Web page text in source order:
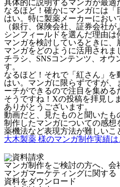
具体的に説明するマンガが最適
なるほど！確かにマンガには「
はい。特に製薬メーカーにお
（銀行、保険会社、証券会社
シンフィールドを選んだ理由は
マンガを検討しているときに
マンガをどのように活用されま
チラシ、SNSコンテンツ、オ
す。
なるほど！それで「紅さん」を
はい。マンガに限らずですが
ーチができるので注目を集める
そうですね！Xの投稿を拝見し
ありがとうございます。
動画だと、見たものと聞いたも
制作したマンガについての感想
薬機法など表現方法が難しいこ
大木製薬 様のマンガ制作実績は
マンガ制作をご検討の方へ、会
マンガマーケティングに関する
資料をダウンロード